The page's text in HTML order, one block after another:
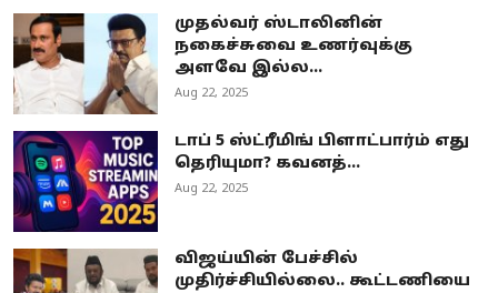
முதல்வர் ஸ்டாலினின்
நகைச்சுவை உணர்வுக்கு
அளவே இல்ல...
Aug 22, 2025
டாப் 5 ஸ்ட்ரீமிங் பிளாட்பார்ம் எது
தெரியுமா? கவனத்...
Aug 22, 2025
விஜய்யின் பேச்சில்
முதிர்ச்சியில்லை.. கூட்டணியை